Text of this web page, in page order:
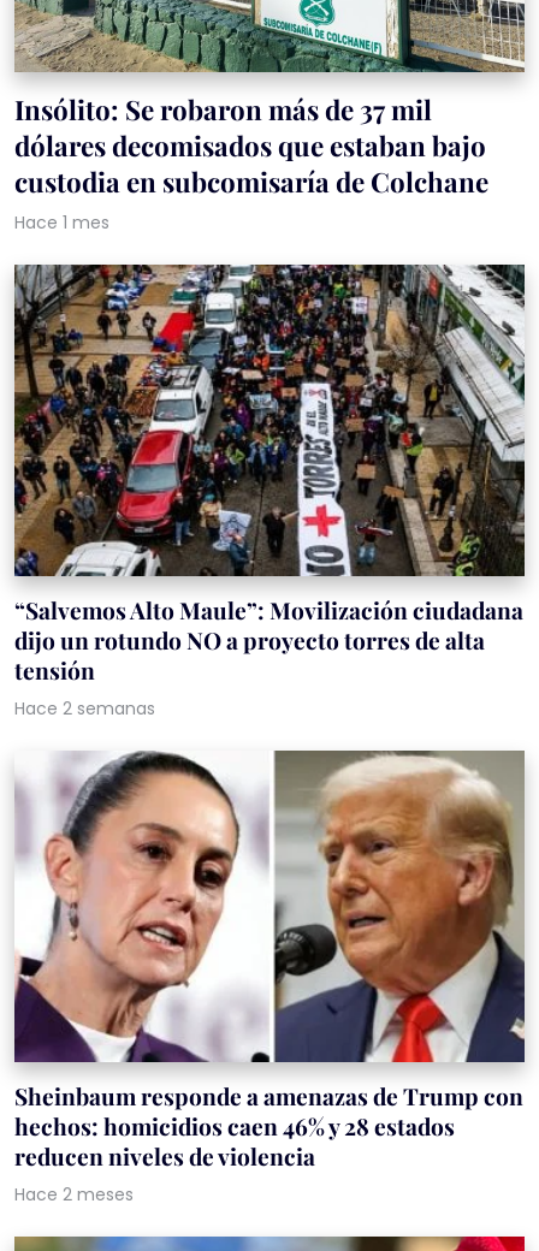
Insólito: Se robaron más de 37 mil
dólares decomisados que estaban bajo
custodia en subcomisaría de Colchane
Hace 1 mes
“Salvemos Alto Maule”: Movilización ciudadana
dijo un rotundo NO a proyecto torres de alta
tensión
Hace 2 semanas
Sheinbaum responde a amenazas de Trump con
hechos: homicidios caen 46% y 28 estados
reducen niveles de violencia
Hace 2 meses